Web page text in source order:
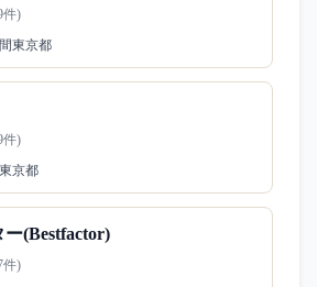
件)
東京都
件)
東京都
(Bestfactor)
件)